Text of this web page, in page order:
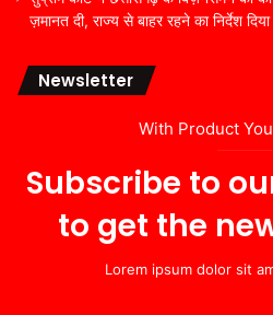
ज़मानत दी, राज्य से बाहर रहने का निर्देश दिया
Newsletter
With Product
Subscribe to
to get the
Lorem ipsum dolor sit